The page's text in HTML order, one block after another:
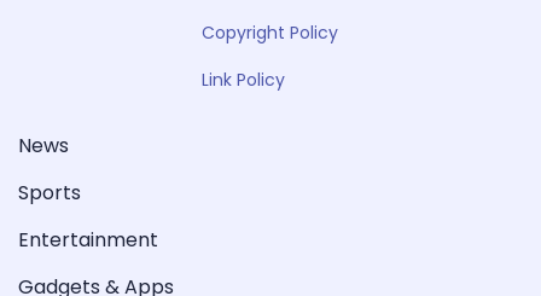
Copyright Policy
Link Policy
News
Sports
Entertainment
Gadgets & Apps